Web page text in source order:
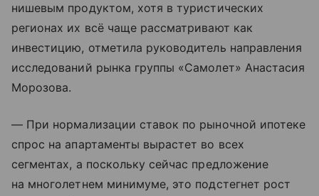
нишевым продуктом, хотя в туристических
регионах их всё чаще рассматривают как
инвестицию, отметила руководитель направления
исследований рынка группы «Самолет» Анастасия
Морозова.
— При нормализации ставок по рыночной ипотеке
спрос на апартаменты вырастет во всех
сегментах, а поскольку сейчас предложение
на многолетнем минимуме, это подстегнет рост